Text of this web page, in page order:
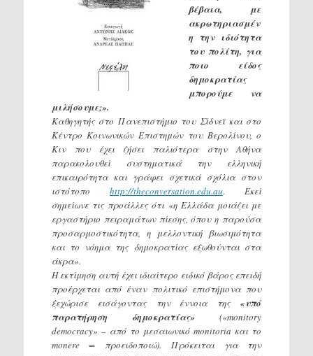
βέβαια, με
ακρωτηριασμέν
η την ιδιότητα
του πολίτη, για
ποιο είδος
δημοκρατίας
μπορούμε να
μιλήσουμε;».
Καθηγητής στο Πανεπιστήμιο του Σίδνεϊ και στο
Κέντρο Κοινωνικών Επιστημών του Βερολίνου, ο
Κιν που έχει ζήσει παλιότερα στην Αθήνα
παρακολουθεί συστηματικά την ελληνική
επικαιρότητα και γράφει σχετικά σχόλια στον
ιστότοπο http://theconversation.edu.au. Εκεί
σημείωνε τις προάλλες ότι «η Ελλάδα μοιάζει με
εργαστήριο πειραμάτων πίεσης, όπου η παρούσα
προσαρμοστικότητα, η μελλοντική βιωσιμότητα
και το νόημα της δημοκρατίας εξωθούνται στα
άκρα».
Η εκτίμηση αυτή έχει ιδιαίτερο ειδικό βάρος επειδή
προέρχεται από έναν πολιτικό επιστήμονα που
ξεχώρισε εισάγοντας την έννοια της«υπό
παρατήρηση δημοκρατίας» («monitory
democracy» – από το μεσαιωνικό monitoria και το
monere = προειδοποιώ). Πρόκειται για την